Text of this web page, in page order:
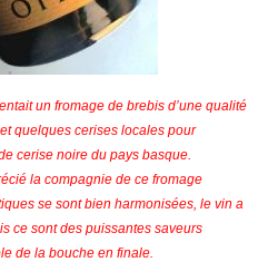
un fromage de brebis d’une qualité
quelques cerises locales pour
cerise noire du pays basque.
la compagnie de ce fromage
se sont bien harmonisées, le vin a
ce sont des puissantes saveurs
de la bouche en finale.